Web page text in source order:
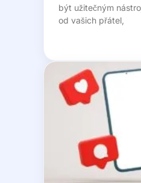
být užitečným
od vašich přátel,